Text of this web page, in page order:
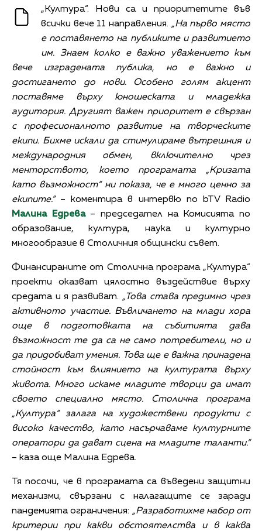
„Култура“. Нови са и приоритетите във
всички вече 11 направления. „На първо място
е поставянето на публиките и развитието
им. Знаем колко е важно уважението към
вече изградената публика, но е важно и
достигането до нови. Особено голям акцент
поставяме върху юношеската и младежка
аудитория. Другият важен приоритет е свързан
с професионалното развитие на творческите
екипи. Бихме искали да стимулираме вътрешния и
международния обмен, включително чрез
менторството, което програмата „Кризата
като възможност“ ни показа, че е много ценно за
екипите.“– коментира в интервю по bTV Radio
Малина Едрева– председател на Комисията по
образование, култура, наука и културно
многообразие в Столичния общински съвет.
Финансираните от Столична програма „Култура“
проекти оказват цялостно въздействие върху
средата и я развиват. „Това става предимно чрез
активното участие. Въвличането на млади хора
още в подготовката на събитията дава
възможност те да са не само потребители, но и
да придобиват умения. Това ще е важна принадена
стойност към влиянието на културата върху
живота. Много искаме младите творци да имат
своето специално място. Столична програма
„Култура“ залага на художествени продукти с
високо качество, като насърчаваме културните
оператори да дават сцена на младите таланти.“
– каза още Малина Едрева.
Тя посочи, че в програмата са въведени защитни
механизми, свързани с налагащите се заради
пандемията ограничения: „Разработихме набор от
критерии при какви обстоятелства и в каква